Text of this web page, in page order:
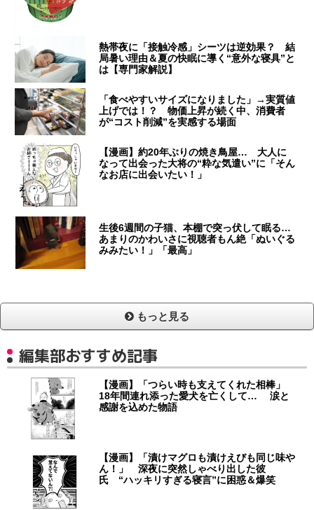
熱帯夜に「接触冷感」シーツは逆効果？ 結
局暑い理由＆夏の快眠に導く“意外な寝具”と
は【専門家解説】
「食べやすいサイズになりました」→実質値
上げでは！？ 物価上昇が続く中、消費者
が“コスト削減”を実感する場面
【漫画】約20年ぶりの焼き鳥屋… 大人に
なって出会った大将の“粋な気遣い”に「そん
なお店に出会いたい！」
生後6週間の子猫、本棚で突っ伏して眠る…
あまりのかわいさに視聴者もん絶「ぬいぐる
みみたい！」「最高」
もっと見る
編集部おすすめ記事
【漫画】「つらい時も支えてくれた相棒」
18年間連れ添った愛犬を亡くして… 涙と
感謝を込めた物語
【漫画】「漬けマグロも漬けえびも同じ味や
ん！」 深夜に突然しゃべり出した彼
氏 “ハッキリすぎる寝言”に困惑＆爆笑